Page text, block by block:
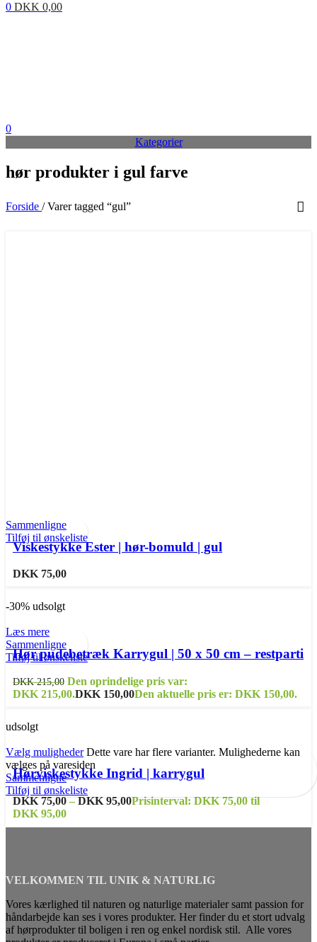
0 DKK 0,00
0
Kategorier
hør produkter i gul farve
Forside / Varer tagged “gul”
Sammenligne
Tilføj til ønskeliste
Viskestykke Ester | hør-bomuld | gul
DKK 75,00
-30% udsolgt
Læs mere
Sammenligne
Tilføj til ønskeliste
Hør pudebetræk Karrygul | 50 x 50 cm – restparti
DKK215,00 Den oprindelige pris var:
DKK 215,00.DKK 150,00Den aktuelle pris er: DKK 150,00.
udsolgt
Vælg muligheder Dette vare har flere varianter. Mulighederne kan
vælges på varesiden
Sammenligne
Tilføj til ønskeliste
Hørviskestykke Ingrid | karrygul
DKK 75,00 – DKK 95,00Prisinterval: DKK 75,00 til
DKK 95,00
VELKOMMEN TIL UNIK & NATURLIG
Vores kærlighed til naturen og naturlige materialer samt passion for
håndarbejde kan ses i vores produkter. Her finder du et stort udvalg
af hørprodukter til boligen i ren og enkel nordisk stil. Alle vores